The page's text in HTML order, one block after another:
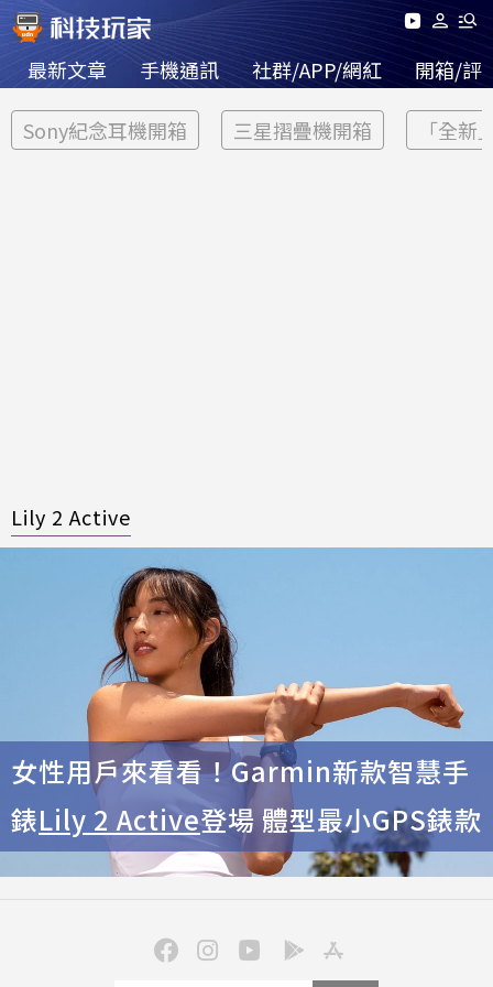
最新文章 手機通訊 社群/APP/網紅 開箱/評
Sony紀念耳機開箱 三星摺疊機開箱 「全新
Lily 2 Active
女性用戶來看看！Garmin新款智慧手
錶Lily 2 Active登場 體型最小GPS錶款